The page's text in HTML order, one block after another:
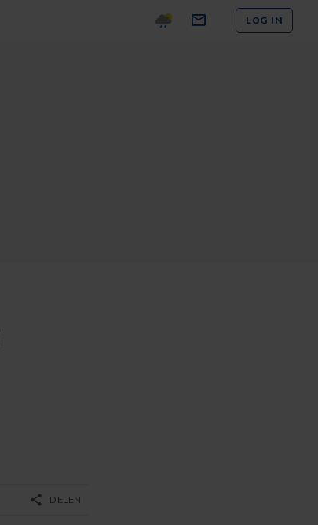
LOG IN
share DELEN